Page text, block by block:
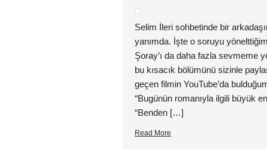
Selim İleri sohbetinde bir
yanımda. İşte o soruyu
Şoray’ı da daha fazla sevmeme
bu kısacık bölümünü sizinle
geçen filmin YouTube’da
“Bugünün romanıyla ilgili büyük
“Benden […]
Read More